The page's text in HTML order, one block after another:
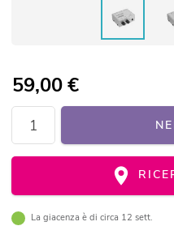
59,00€
La giacenza è di circa 12 sett.